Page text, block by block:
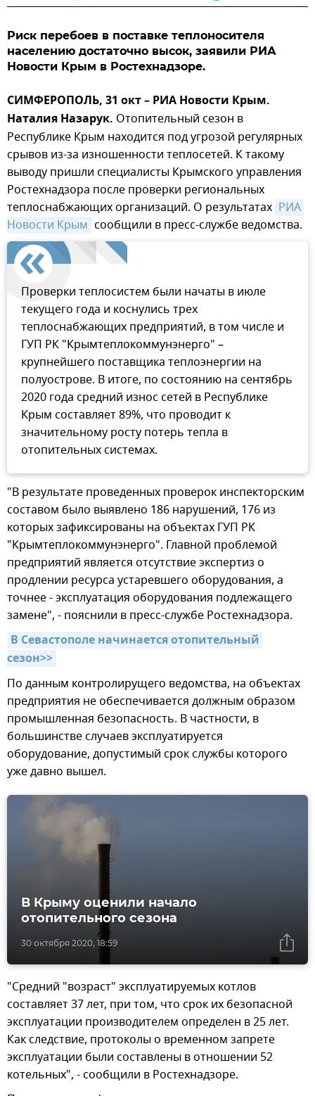
Риск перебоев в поставке теплоносителя
населению достаточно высок, заявили РИА
Новости Крым в Ростехнадзоре.
СИМФЕРОПОЛЬ, 31 окт – РИА Новости Крым.
Наталия Назарук. Отопительный сезон в
Республике Крым находится под угрозой регулярных
срывов из-за изношенности теплосетей. К такому
выводу пришли специалисты Крымского управления
Ростехнадзора после проверки региональных
теплоснабжающих организаций. О результатах РИА
Новости Крым сообщили в пресс-службе ведомства.
Проверки теплосистем были начаты в июле
текущего года и коснулись трех
теплоснабжающих предприятий, в том числе и
ГУП РК "Крымтеплокоммунэнерго" –
крупнейшего поставщика теплоэнергии на
полуострове. В итоге, по состоянию на сентябрь
2020 года средний износ сетей в Республике
Крым составляет 89%, что проводит к
значительному росту потерь тепла в
отопительных системах.
"В результате проведенных проверок инспекторским
составом было выявлено 186 нарушений, 176 из
которых зафиксированы на объектах ГУП РК
"Крымтеплокоммунэнерго". Главной проблемой
предприятий является отсутствие экспертиз о
продлении ресурса устаревшего оборудования, а
точнее - эксплуатация оборудования подлежащего
замене", - пояснили в пресс-службе Ростехнадзора.
В Севастополе начинается отопительный
сезон>>
По данным контролирущего ведомства, на объектах
предприятия не обеспечивается должным образом
промышленная безопасность. В частности, в
большинстве случаев эксплуатируется
оборудование, допустимый срок службы которого
уже давно вышел.
30 октября 2020, 18:59
В Крыму оценили начало
отопительного сезона
"Средний "возраст" эксплуатируемых котлов
составляет 37 лет, при том, что срок их безопасной
эксплуатации производителем определен в 25 лет.
Как следствие, протоколы о временном запрете
эксплуатации были составлены в отношении 52
котельных", - сообщили в Ростехнадзоре.